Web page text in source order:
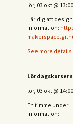
lör, 03 okt @ 13:00
Lär dig att
information:
See more details
lör, 03 okt @ 14:00
En timme under
information: